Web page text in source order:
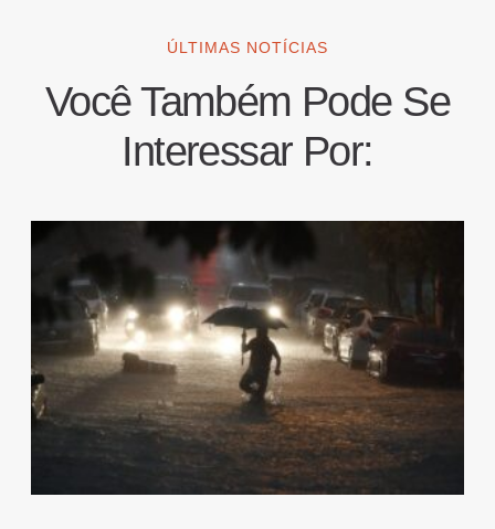
ÚLTIMAS NOTÍCIAS
Você Também Pode Se
Interessar Por: